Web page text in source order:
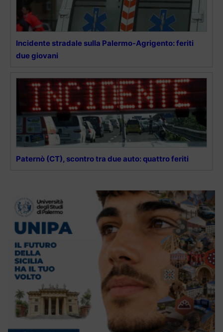
Incidente stradale sulla Palermo-Agrigento: feriti
due giovani
Paternò (CT), scontro tra due auto: quattro feriti